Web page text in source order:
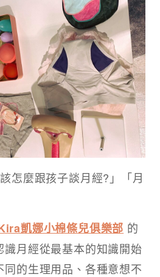
怎麼跟孩子談月經?」「月
凱娜小棉條兒俱樂部 的
月經從最基本的知識開始
的生理用品、各種意想不